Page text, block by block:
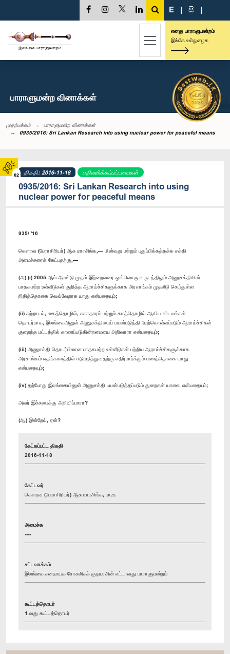
02
E | සි |
எனது பாராளுமன்றம்
இங்கே உள்நுழைக
பாராளுமன்ற வினாக்கள்
முதற்பக்கம்
பாராளுமன்ற வினாக்கள்
0935/2016: Sri Lankan Research into using nuclear power for peaceful means
திகதி: 2016-11-18 பதிலளிக்கப்பட்டவைகள்
0935/2016: Sri Lankan Research into using
nuclear power for peaceful means
935/ '16
கௌரவ (பேராசிரியர்) ஆசு மாரசிங்க,— மின்வலு மற்றும் புதுப்பிக்கத்தக்க சக்தி
அமைச்சரைக் கேட்பதற்கு,—
(அ) (i) 2005 ஆம் ஆண்டு முதல் இற்றைவரை ஒவ்வொரு வருடத்திலும் அணுசக்தியின்
பாதகமற்ற உள்ளீடுகள் குறித்த ஆராய்ச்சிகளுக்காக அரசாங்கம் முதலீடு செய்துள்ள
நிதித்தொகை வெவ்வேறாக யாது என்பதையும்;
(ii) சுற்றாடல், கைத்தொழில், சுகாதாரம் மற்றும் கமத்தொழில் ஆகிய விடயங்கள்
தொடர்பாக, இலங்கையினுள் அணுசக்தியைப் பயன்படுத்தி மேற்கொள்ளப்படும் ஆராய்ச்சிகள்
குறைந்த மட்டத்தில் காணப்படுகின்றமையை அறிவாரா என்பதையும்;
(iii) அணுசக்தி தொடர்பிலான பாதகமற்ற உள்ளீடுகள் பற்றிய ஆராய்ச்சிகளுக்காக
அரசாங்கம் எதிர்காலத்தில் ஈடுபடுத்துவதற்கு எதிர்பார்க்கும் பணத்தொகை யாது
என்பதையும்;
(iv) தற்போது இலங்கையினுள் அணுசக்தி பயன்படுத்தப்படும் துறைகள் யாவை என்பதையும்;
அவர் இச்சபைக்கு அறிவிப்பாரா?
(ஆ) இன்றேல், ஏன்?
கேட்கப்பட்ட திகதி
2016-11-18
கேட்டவர்
கௌரவ (பேராசிரியர்) ஆசு மாரசிங்க, பா.உ.
அமைச்சு
----
சட்டவாக்கம்
இலங்கை சனநாயக சோசலிசக் குடியரசின் எட்டாவது பாராளுமன்றம்
கூட்டத்தொடர்
1 வது கூட்டத்தொடர்